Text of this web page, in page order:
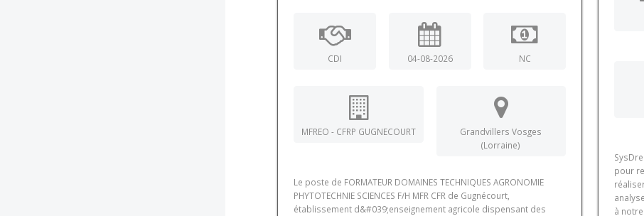
CDI 04-08-2026 NC
MFREO - CFRP GUGNECOURT
Grandvillers Vosges
(Lorraine)
Le poste de FORMATEUR DOMAINES TECHNIQUES AGRONOMIE
PHYTOTECHNIE SCIENCES F/H MFR CFR de Gugnécourt,
établissement d&#039;enseignement agricole dispensant des
pour
à